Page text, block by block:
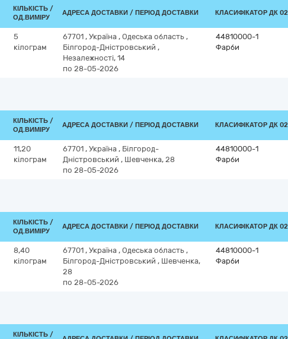
КІЛЬКІСТЬ /
ОД.ВИМІРУ
АДРЕСА ДОСТАВКИ / ПЕРІОД ДОСТАВКИ КЛАСИФІКАТОР ДК
5
кілограм
67701 , Україна , Одеська область ,
Білгород-Дністровський ,
Незалежності, 14
по 28-05-2026
44810000-1
Фарби
КІЛЬКІСТЬ /
ОД.ВИМІРУ
АДРЕСА ДОСТАВКИ / ПЕРІОД ДОСТАВКИ КЛАСИФІКАТОР ДК
11,20
кілограм
67701 , Україна , Білгород-
Дністровський , Шевченка, 28
по 28-05-2026
44810000-1
Фарби
КІЛЬКІСТЬ /
ОД.ВИМІРУ
АДРЕСА ДОСТАВКИ / ПЕРІОД ДОСТАВКИ КЛАСИФІКАТОР ДК
8,40
кілограм
67701 , Україна , Одеська область ,
Білгород-Дністровський , Шевченка,
28
по 28-05-2026
44810000-1
Фарби
КІЛЬКІСТЬ /